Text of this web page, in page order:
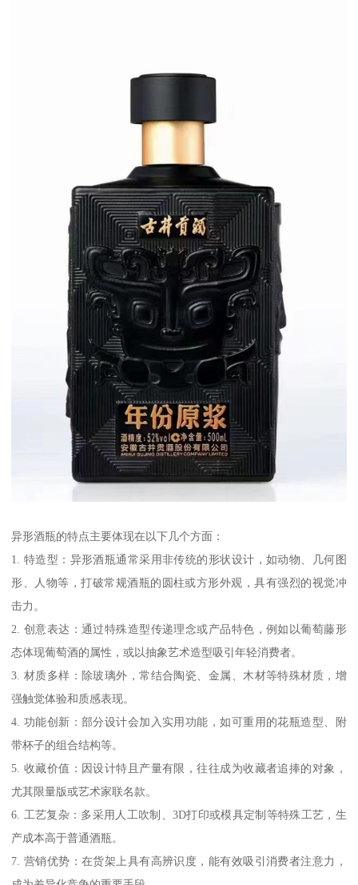
异形酒瓶的特点主要体现在以下几个方面：
1. 特造型：异形酒瓶通常采用非传统的形状设计，如动物、几何图
形、人物等，打破常规酒瓶的圆柱或方形外观，具有强烈的视觉冲
击力。
2. 创意表达：通过特殊造型传递理念或产品特色，例如以葡萄藤形
态体现葡萄酒的属性，或以抽象艺术造型吸引年轻消费者。
3. 材质多样：除玻璃外，常结合陶瓷、金属、木材等特殊材质，增
强触觉体验和质感表现。
4. 功能创新：部分设计会加入实用功能，如可重用的花瓶造型、附
带杯子的组合结构等。
5. 收藏价值：因设计特且产量有限，往往成为收藏者追捧的对象，
尤其限量版或艺术家联名款。
6. 工艺复杂：多采用人工吹制、3D打印或模具定制等特殊工艺，生
产成本高于普通酒瓶。
7. 营销优势：在货架上具有高辨识度，能有效吸引消费者注意力，